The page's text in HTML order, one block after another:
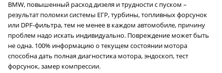
BMW, повышенный расход дизеля и трудности с пуском –
результат поломки системы ЕГР, турбины, топливных форсунок
или DPF-фильтра, тем не менее в каждом автомобиле, причину
проблем надо искать индивидуально. Повреждение может быть
не одна. 100% информацию о текущем состоянии мотора
способна дать полная диагностика мотора, эндоскоп, тест
форсунок, замер компрессии.